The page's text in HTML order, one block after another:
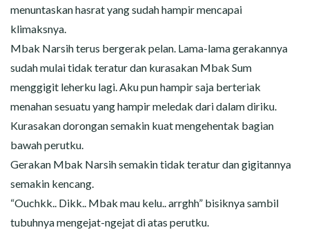
menuntaskan hasrat yang sudah hampir mencapai
klimaksnya.
Mbak Narsih terus bergerak pelan. Lama-lama gerakannya
sudah mulai tidak teratur dan kurasakan Mbak Sum
menggigit leherku lagi. Aku pun hampir saja berteriak
menahan sesuatu yang hampir meledak dari dalam diriku.
Kurasakan dorongan semakin kuat mengehentak bagian
bawah perutku.
Gerakan Mbak Narsih semakin tidak teratur dan gigitannya
semakin kencang.
“Ouchkk.. Dikk.. Mbak mau kelu.. arrghh” bisiknya sambil
tubuhnya mengejat-ngejat di atas perutku.